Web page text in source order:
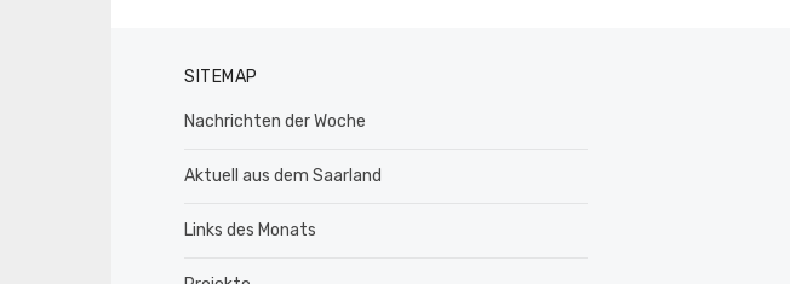
SITEMAP
Nachrichten der Woche
Aktuell aus dem Saarland
Links des Monats